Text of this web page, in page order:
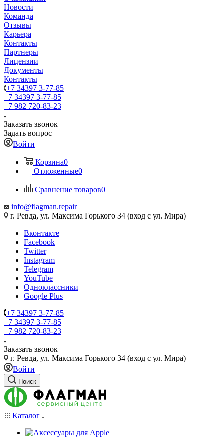
Новости
Команда
Отзывы
Карьера
Контакты
Партнеры
Лицензии
Документы
Контакты
+7 34397 3-77-85
+7 34397 3-77-85
+7 982 720-83-23
Заказать звонок
Задать вопрос
Войти
Корзина0
Отложенные0
Сравнение товаров0
info@flagman.repair
г. Ревда, ул. Максима Горького 34 (вход с ул. Мира)
Вконтакте
Facebook
Twitter
Instagram
Telegram
YouTube
Одноклассники
Google Plus
+7 34397 3-77-85
+7 34397 3-77-85
+7 982 720-83-23
Заказать звонок
г. Ревда, ул. Максима Горького 34 (вход с ул. Мира)
Войти
Поиск
Каталог